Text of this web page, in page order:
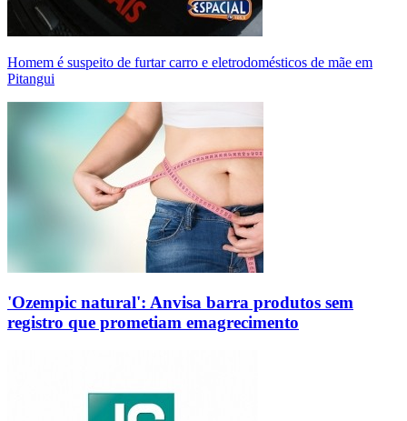
Homem é suspeito de furtar carro e eletrodomésticos de mãe em
Pitangui
'Ozempic natural': Anvisa barra produtos sem
registro que prometiam emagrecimento